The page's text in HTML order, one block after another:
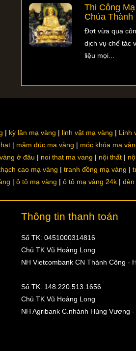
Thi Công
Chùa Thành
Đợt vừa qua
dịch vụ chế tác
liệu mọi...
kỳ lân mạ vàng linh vật mạ vàng Linh
mâm đúc mạ vàng móc khóa mạ
ở đâu noi that ma vang nội thất
cao mạ vàng tranh đồng mạ vàng
ô tô mạ vàng ô tô mạ vàng 24k đèn
Thông tin thanh toán
Số TK: 0451000314816
Chủ TK Vũ Hoàng Long
NH Vietcombank CN Thành Công -
Số TK: 148.220.513.1656
Chủ TK Vũ Hoàng Long
NH Agribank C.nhánh Hùng Vương -